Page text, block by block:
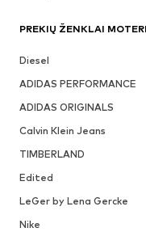
PREKIŲ ŽENKLAI
Diesel
ADIDAS PERFORMANCE
ADIDAS ORIGINALS
Calvin Klein Jeans
TIMBERLAND
Edited
LeGer by Lena Gercke
Nike